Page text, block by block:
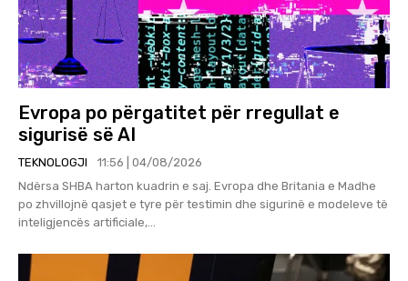
Evropa po përgatitet për rregullat e
sigurisë së AI
TEKNOLOGJI
11:56 | 04/08/2026
Ndërsa SHBA harton kuadrin e saj. Evropa dhe Britania e Madhe
po zhvillojnë qasjet e tyre për testimin dhe sigurinë e modeleve të
inteligjencës artificiale,...